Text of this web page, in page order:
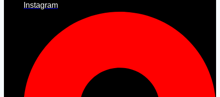
Instagram